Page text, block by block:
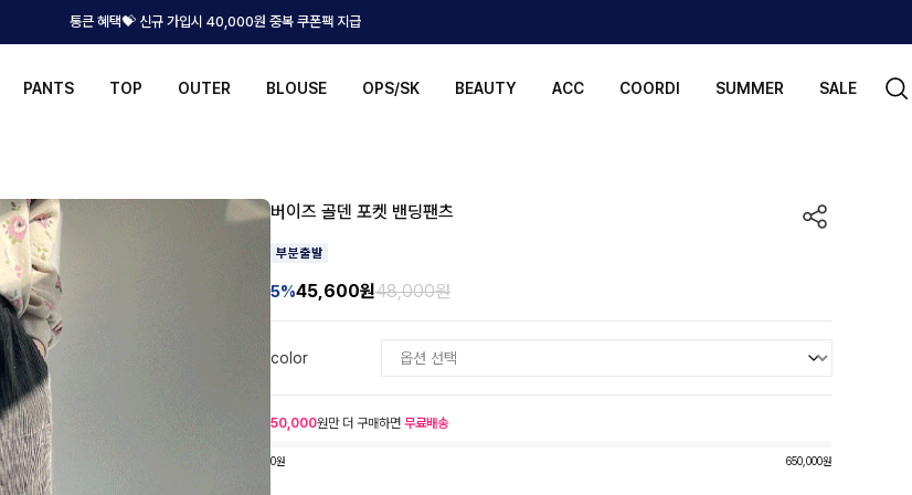
통큰 혜택💝 신규 가입시 40,000원 중복 쿠폰팩 지급
PANTS TOP OUTER BLOUSE OPS/SK BEAUTY ACC COORDI SUMMER SALE
버이즈 골덴 포켓 밴딩팬츠
5%45,600원48,000원
color
50,000원만 더 구매하면 무료배송
0원 650,000원